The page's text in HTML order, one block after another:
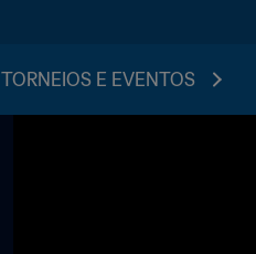
TORNEIOS E EVENTOS